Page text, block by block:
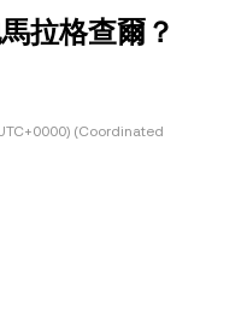
拉格查爾？
(Coordinated